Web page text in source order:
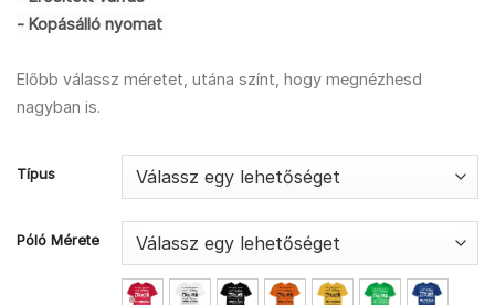
- Kopásálló nyomat
Előbb válassz méretet, utána színt, hogy megnézhesd
nagyban is.
Típus
Póló Mérete